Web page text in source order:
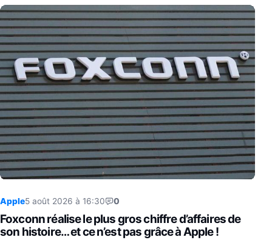
Apple5 août 2026 à 16:30 0
Foxconn réalise le plus gros chiffre d’affaires de
son histoire… et ce n’est pas grâce à Apple !